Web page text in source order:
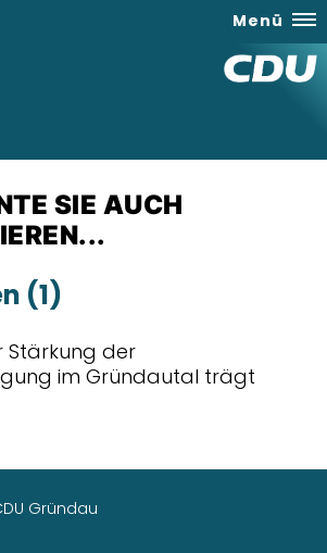
Menü
SIE AUCH
(1)
Stärkung der
im Gründautal trägt
Gründau